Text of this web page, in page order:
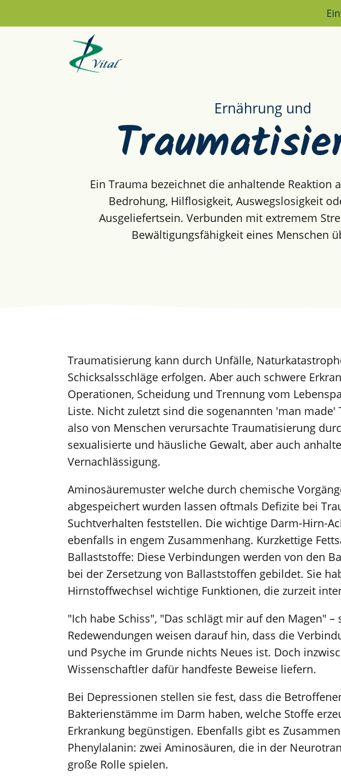
Ernährung und
Ein Trauma bezeichnet die anhaltende Reaktion
Bedrohung, Hilflosigkeit, Auswegslosigkeit
Ausgeliefertsein. Verbunden mit extremem
Bewältigungsfähigkeit eines Menschen
Traumatisierung kann durch Unfälle,
Schicksalsschläge erfolgen. Aber auch schwere
Operationen, Scheidung und Trennung vom
Liste. Nicht zuletzt sind die sogenannten 'man made'
also von Menschen verursachte Traumatisierung
sexualisierte und häusliche Gewalt, aber auch
Vernachlässigung.
Aminosäuremuster welche durch chemische
abgespeichert wurden lassen oftmals Defizite bei
Suchtverhalten feststellen. Die wichtige Darm-Hirn-
ebenfalls in engem Zusammenhang. Kurzkettige
Ballaststoffe: Diese Verbindungen werden von den
bei der Zersetzung von Ballaststoffen gebildet. Sie
Hirnstoffwechsel wichtige Funktionen, die zurzeit
"Ich habe Schiss", "Das schlägt mir auf den Magen" –
Redewendungen weisen darauf hin, dass die
und Psyche im Grunde nichts Neues ist. Doch
Wissenschaftler dafür handfeste Beweise liefern.
Bei Depressionen stellen sie fest, dass die
Bakterienstämme im Darm haben, welche Stoffe
Erkrankung begünstigen. Ebenfalls gibt es
Phenylalanin: zwei Aminosäuren, die in der
große Rolle spielen.